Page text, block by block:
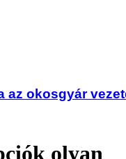
az okosgyár
olyan